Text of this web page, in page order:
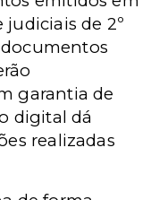
judiciais de 2º
garantia de
digital dá
realizadas